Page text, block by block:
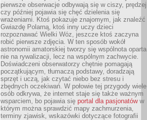
pierwsze obserwacje odbywają się w ciszy, prędzej
czy później pojawia się chęć dzielenia się
wrażeniami. Ktoś pokazuje znajomym, jak znaleźć
Gwiazdę Polarną, ktoś inny uczy dzieci
rozpoznawać Wielki Wóz, jeszcze ktoś zaczyna
robić pierwsze zdjęcia. W ten sposób wokół
astronomii amatorskiej tworzy się wspólnota oparta
nie na rywalizacji, lecz na wspólnym zachwycie.
Doświadczeni obserwatorzy chętnie pomagają
początkującym, tłumaczą podstawy, doradzają
sprzęt i uczą, jak czytać niebo bez stresu i
zbędnych oczekiwań. W połowie tej przygody wiele
osób odkrywa, że internet staje się także ważnym
wsparciem, bo pojawia się portal dla pasjonatóww
którym można sprawdzić mapy zachmurzenia,
terminy zjawisk, wskazówki dotyczące fotografii